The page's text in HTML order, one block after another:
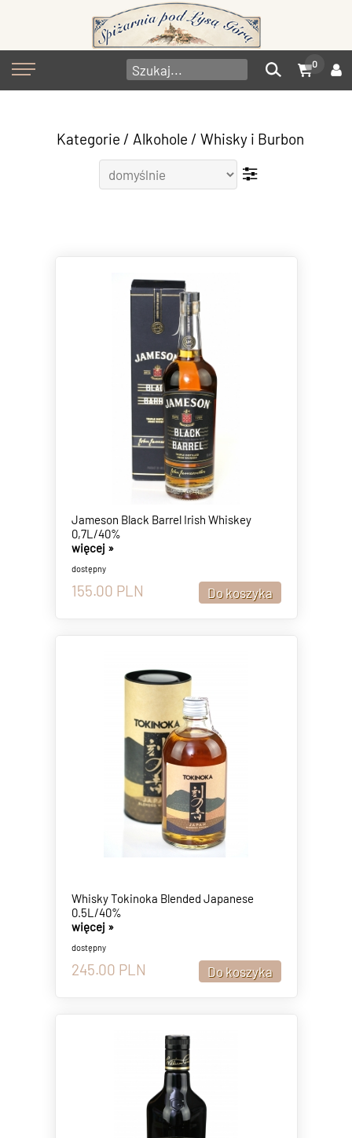
0
Kategorie / Alkohole / Whisky i Burbon
Jameson Black Barrel Irish Whiskey
0,7L/40%
więcej »
dostępny
155.00 PLN
Whisky Tokinoka Blended Japanese
0.5L/40%
więcej »
dostępny
245.00 PLN